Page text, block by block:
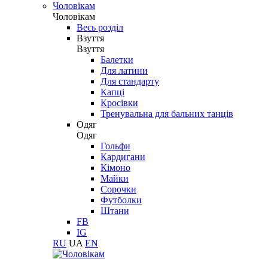
Чоловікам
Чоловікам
Весь розділ
Взуття
Взуття
Балетки
Для латини
Для стандарту
Капці
Кросівки
Тренувальна для бальних танців
Одяг
Одяг
Гольфи
Кардигани
Кімоно
Майки
Сорочки
Футболки
Штани
FB
IG
RU UA EN